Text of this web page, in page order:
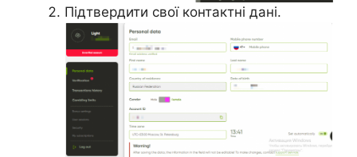
Підтвердити свої контактні дані.